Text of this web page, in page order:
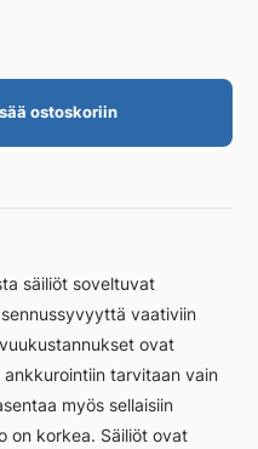
ostoskoriin
säiliöt soveltuvat
vaativiin
ovat
tarvitaan vain
myös sellaisiin
on korkea. Säiliöt ovat